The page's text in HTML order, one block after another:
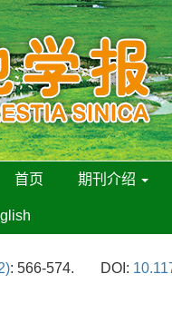
首页 期刊介绍
: 566-574. DOI: